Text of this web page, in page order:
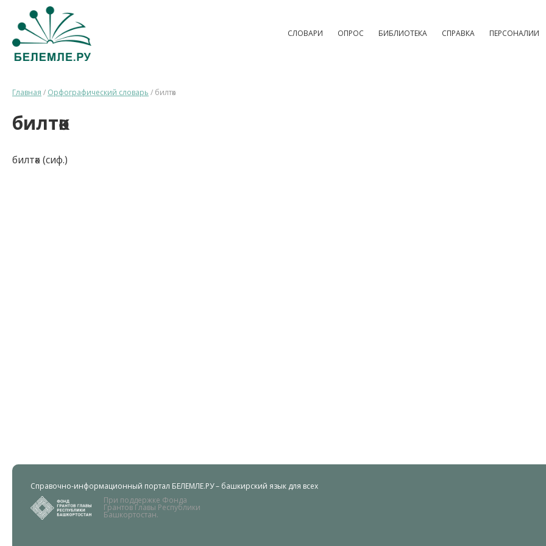
СЛОВАРИ ОПРОС БИБЛИОТЕКА СПРАВКА ПЕРСОНАЛИИ
Главная / Орфографический словарь / билтәк
билтәк
билтәк (сиф.)
Справочно-информационный портал БЕЛЕМЛЕ.РУ – башкирский язык для всех
При поддержке Фонда
Грантов Главы Республики
Башкортостан.